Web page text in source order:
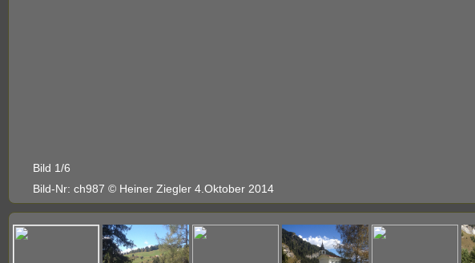
Bild 1/6
Bild-Nr: ch987 © Heiner Ziegler 4.Oktober 2014